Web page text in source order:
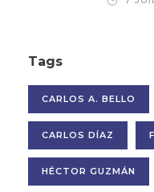
Tags
CARLOS A. BELLO
CARLOS DÍAZ
HÉCTOR GUZMÁN